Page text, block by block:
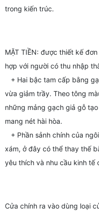
trong kiến trúc.
MẶT TIỀN: được thiết kế
hợp với người có thu nhập
+ Hai bậc tam cấp bằng
vừa giảm trầy. Theo tông
những mảng gạch giả gỗ
mang nét hài hòa.
+ Phần sảnh chính của
xám, ở đây có thể thay thế
yêu thích và nhu cầu kinh tế
Cửa chính ra vào dùng loại